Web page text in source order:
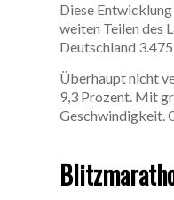
Diese
weiten Teilen des
Deutschland
Überhaupt nicht
9,3 Prozent. Mit
Geschwindigkeit.